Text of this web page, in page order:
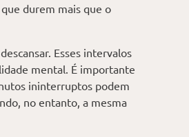
durem mais que o
Esses intervalos
mental. É importante
ininterruptos podem
no entanto, a mesma